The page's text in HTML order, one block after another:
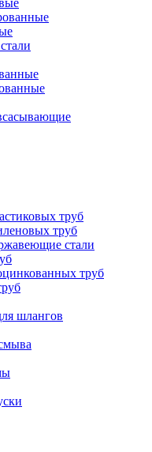
труб
труб
стали
труб
шлангов